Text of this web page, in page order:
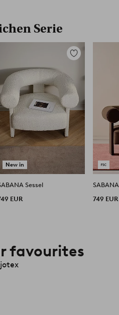
Serie
New in
Zu
Sessel
EUR
749 EUR
favourites